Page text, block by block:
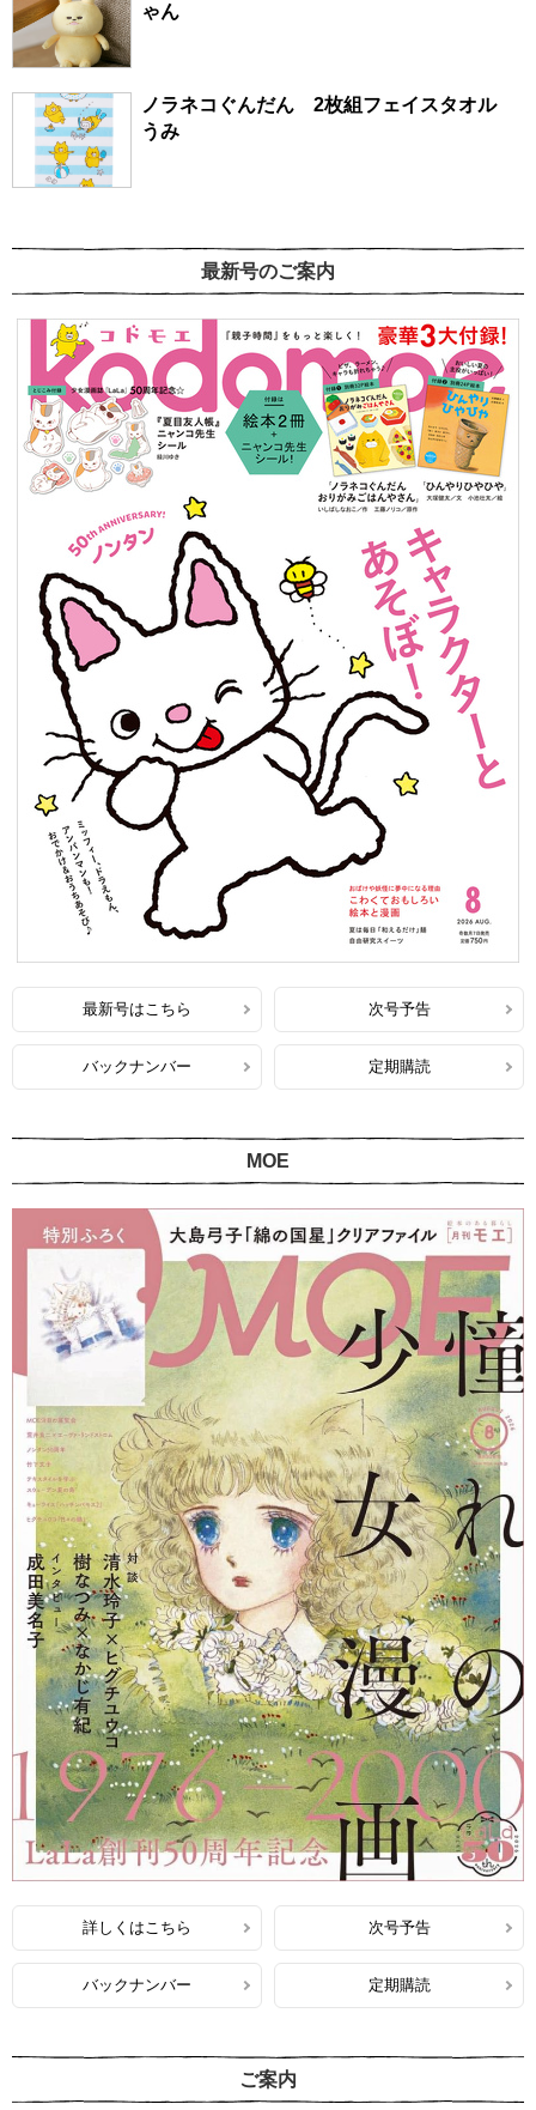
ゃん
ノラネコぐんだん 2枚組フェイスタオル
うみ
最新号のご案内
最新号はこちら 次号予告
バックナンバー 定期購読
MOE
詳しくはこちら 次号予告
バックナンバー 定期購読
ご案内